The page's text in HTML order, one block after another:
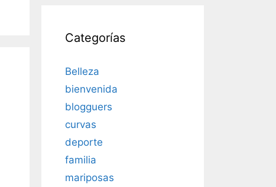
Categorías
Belleza
bienvenida
blogguers
curvas
deporte
familia
mariposas